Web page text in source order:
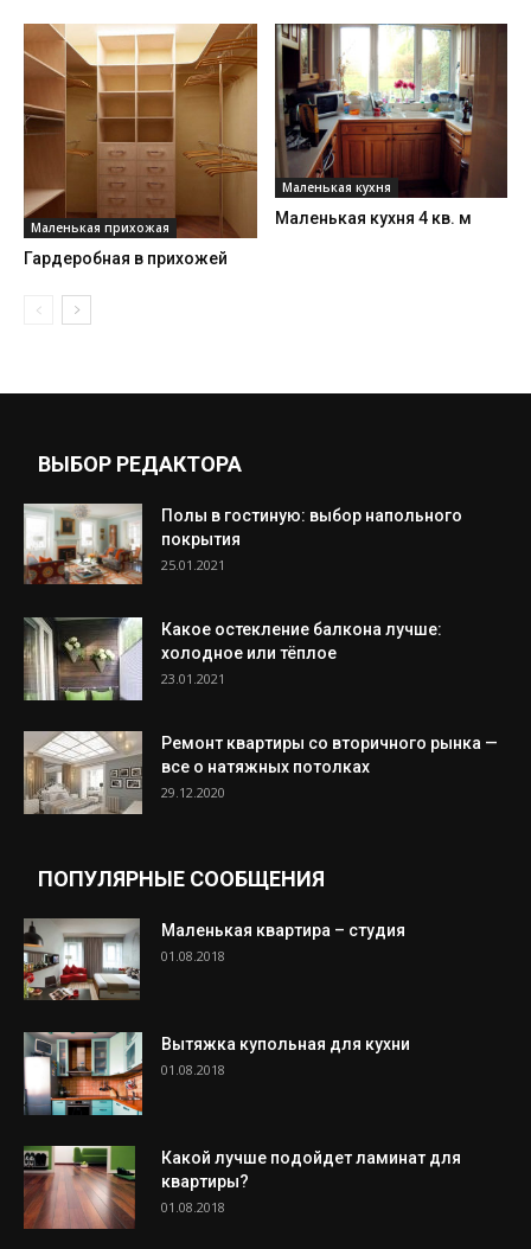
Маленькая прихожая
Гардеробная в прихожей
Маленькая кухня
Маленькая кухня 4 кв. м
ВЫБОР РЕДАКТОРА
Полы в гостиную: выбор напольного
покрытия
25.01.2021
Какое остекление балкона лучше:
холодное или тёплое
23.01.2021
Ремонт квартиры со вторичного рынка —
все о натяжных потолках
29.12.2020
ПОПУЛЯРНЫЕ СООБЩЕНИЯ
Маленькая квартира – студия
01.08.2018
Вытяжка купольная для кухни
01.08.2018
Какой лучше подойдет ламинат для
квартиры?
01.08.2018